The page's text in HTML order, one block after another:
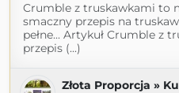
Crumble z truskawkami to
smaczny przepis na
pełne... Artykuł Crumble z
przepis (...)
Złota Proporcja »